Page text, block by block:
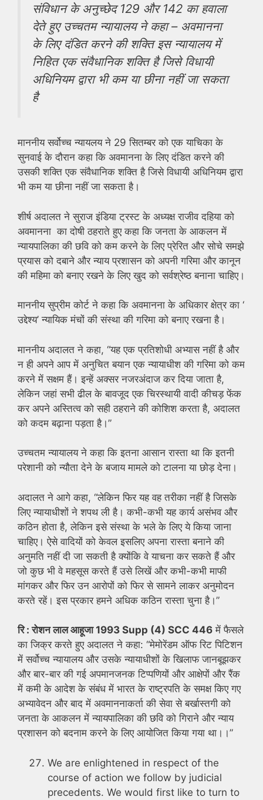
संविधान के अनुच्छेद 129 और 142 का हवाला
देते हुए उच्चतम न्यायालय ने कहा – अवमानना ​​
के लिए दंडित करने की शक्ति इस न्यायालय में
निहित एक संवैधानिक शक्ति है जिसे विधायी
अधिनियम द्वारा भी कम या छीना नहीं जा सकता
है
माननीय सर्वोच्च न्यायलय ने 29 सितम्बर को एक याचिका के
सुनवाई के दौरान कहा कि अवमानना ​​के लिए दंडित करने की
उसकी शक्ति एक संवैधानिक शक्ति है जिसे विधायी अधिनियम द्वारा
भी कम या छीना नहीं जा सकता है।
शीर्ष अदालत ने सुराज इंडिया ट्रस्ट के अध्यक्ष राजीव दहिया को
अवमानना ​​ का दोषी ठहराते हुए कहा कि जनता के आकलन में
न्यायपालिका की छवि को कम करने के लिए प्रेरित और सोचे समझे
प्रयास को दबाने और न्याय प्रशासन को अपनी गरिमा और कानून
की महिमा को बनाए रखने के लिए खुद को सर्वश्रेष्ठ बनाना चाहिए।
माननीय सुप्रीम कोर्ट ने कहा कि अवमानना ​​के अधिकार क्षेत्र का ‘
उद्देश्य’ न्यायिक मंचों की संस्था की गरिमा को बनाए रखना है।
माननीय अदालत ने कहा, “यह एक प्रतिशोधी अभ्यास नहीं है और
न ही अपने आप में अनुचित बयान एक न्यायाधीश की गरिमा को कम
करने में सक्षम हैं। इन्हें अक्सर नजरअंदाज कर दिया जाता है,
लेकिन जहां सभी ढील के बावजूद एक चिरस्थायी वादी कीचड़ फेंक
कर अपने अस्तित्व को सही ठहराने की कोशिश करता है, अदालत
को कदम बढ़ाना पड़ता है।”
उच्चतम न्यायालय ने कहा कि इतना आसान रास्ता था कि इतनी
परेशानी को न्यौता देने के बजाय मामले को टालना या छोड़ देना।
अदालत ने आगे कहा, “लेकिन फिर यह वह तरीका नहीं है जिसके
लिए न्यायाधीशों ने शपथ ली है। कभी-कभी यह कार्य असंभव और
कठिन होता है, लेकिन इसे संस्था के भले के लिए ये किया जाना
चाहिए। ऐसे वादियों को केवल इसलिए अपना रास्ता बनाने की
अनुमति नहीं दी जा सकती है क्योंकि वे याचना कर सकते हैं और
जो कुछ भी वे महसूस करते हैं उसे लिखें और कभी-कभी माफी
मांगकर और फिर उन आरोपों को फिर से सामने लाकर अनुमोदन
करते रहें। इस प्रकार हमने अधिक कठिन रास्ता चुना है।”
रि : रोशन लाल आहूजा 1993 Supp (4) SCC 446 में फैसले
का जिक्र करते हुए अदालत ने कहा: “मेमोरेंडम ऑफ रिट पिटिशन
में सर्वोच्च न्यायालय और उसके न्यायाधीशों के खिलाफ जानबूझकर
और बार-बार की गई अपमानजनक टिप्पणियों और आक्षेपों और रैंक
में कमी के आदेश के संबंध में भारत के राष्ट्रपति के समक्ष किए गए
अभ्यावेदन और बाद में अवमाननाकर्ता की सेवा से बर्खास्तगी को
जनता के आकलन में न्यायपालिका की छवि को गिराने और न्याय
प्रशासन को बदनाम करने के लिए आयोजित किया गया था।।”
We are enlightened in respect of the
course of action we follow by judicial
precedents. We would first like to turn to